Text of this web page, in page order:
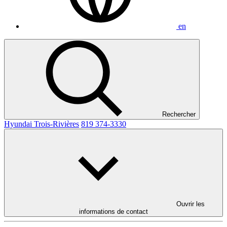
en
Rechercher
Hyundai Trois-Rivières 819 374-3330
Ouvrir les
informations de contact